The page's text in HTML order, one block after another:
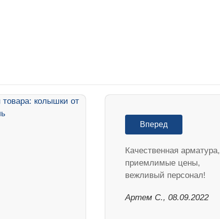
Вперед
Качественная арматура,
приемлимые цены,
вежливый персонал!
Артем С., 08.09.2022